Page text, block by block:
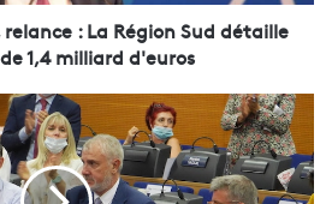
: La Région Sud détaille
1,4 milliard d'euros